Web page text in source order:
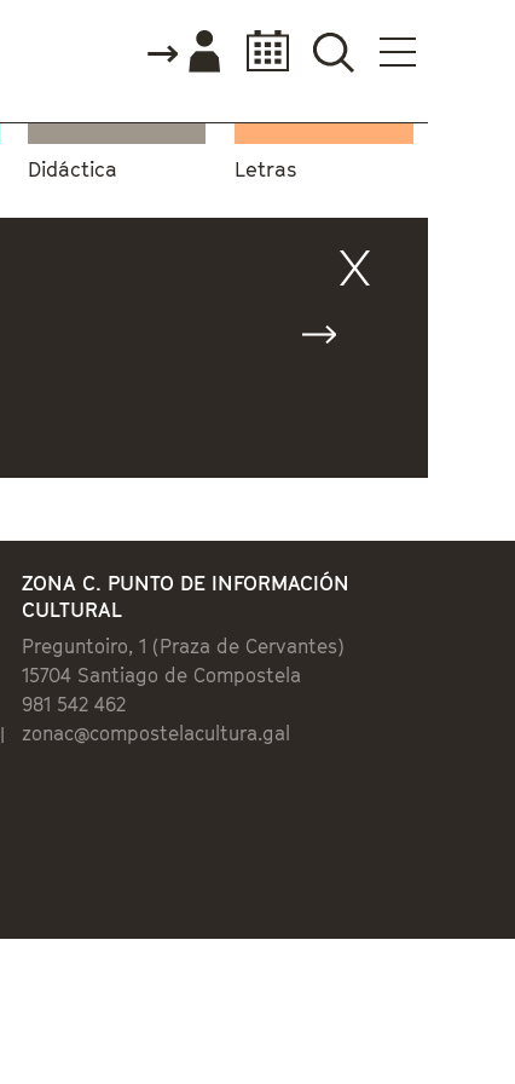
Didáctica Letras
ZONA C. PUNTO DE INFORMACIÓN
CULTURAL
Preguntoiro, 1 (Praza de Cervantes)
15704 Santiago de Compostela
981 542 462
zonac@compostelacultura.gal